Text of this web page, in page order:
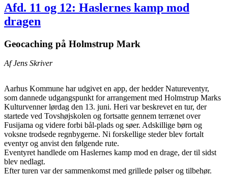
Afd. 11 og 12: Haslernes kamp mod
dragen
Geocaching på Holmstrup Mark
Af Jens Skriver
Aarhus Kommune har udgivet en app, der hedder Natureventyr,
som dannede udgangspunkt for arrangement med Holmstrup Marks
Kulturvenner lørdag den 13. juni. Heri var beskrevet en tur, der
startede ved Tovshøjskolen og fortsatte gennem terrænet over
Fusijama og videre forbi bål-plads og søer. Adskillige børn og
voksne trodsede regnbygerne. Ni forskellige steder blev fortalt
eventyr og anvist den følgende rute.
Eventyret handlede om Haslernes kamp mod en drage, der til sidst
blev nedlagt.
Efter turen var der sammenkomst med grillede pølser og tilbehør.